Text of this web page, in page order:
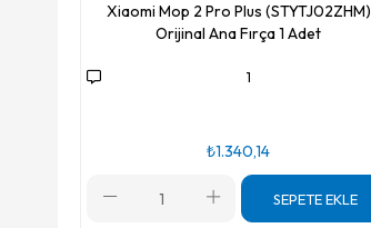
Xiaomi Mop 2 Pro Plus (STYTJ02ZHM)
Orijinal Ana Fırça 1 Adet
1
₺1.340,14
SEPETE EKLE